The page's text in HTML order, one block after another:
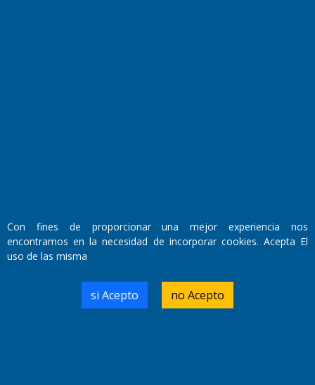
Propietario: El Diario SRL
Director Periodístico:
Walter René Goñi
Domicilio Legal: José Ingenieros 855,
Santa Rosa, La Pampa.
Con fines de proporcionar una mejor experiencia nos
encontramos en la necesidad de incorporar cookies. Acepta El
uso de las misma
si Acepto no Acepto